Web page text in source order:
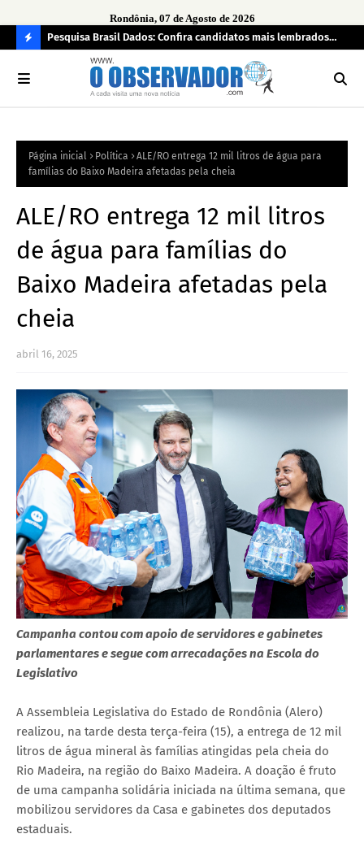
Rondônia, 07 de Agosto de 2026
O
R
Pesquisa Brasil Dados: Confira candidatos mais lembrados
pelo eleitorado de Rondônia para deputado estadual
Página inicial Política
ALE/RO entrega 12 mil litros de água para
famílias do Baixo Madeira afetadas pela cheia
ALE/RO entrega 12 mil litros
de água para famílias do
Baixo Madeira afetadas pela
cheia
abril 16, 2025
Campanha contou com apoio de servidores e gabinetes
parlamentares e segue com arrecadações na Escola do
Legislativo
A Assembleia Legislativa do Estado de Rondônia (Alero)
realizou, na tarde desta terça-feira (15), a entrega de 12 mil
litros de água mineral às famílias atingidas pela cheia do
Rio Madeira, na região do Baixo Madeira. A doação é fruto
de uma campanha solidária iniciada na última semana, que
mobilizou servidores da Casa e gabinetes dos deputados
estaduais.